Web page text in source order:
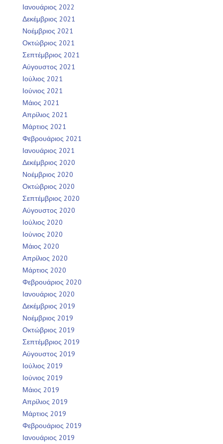
Ιανουάριος 2022
Δεκέμβριος 2021
Νοέμβριος 2021
Οκτώβριος 2021
Σεπτέμβριος 2021
Αύγουστος 2021
Ιούλιος 2021
Ιούνιος 2021
Μάιος 2021
Απρίλιος 2021
Μάρτιος 2021
Φεβρουάριος 2021
Ιανουάριος 2021
Δεκέμβριος 2020
Νοέμβριος 2020
Οκτώβριος 2020
Σεπτέμβριος 2020
Αύγουστος 2020
Ιούλιος 2020
Ιούνιος 2020
Μάιος 2020
Απρίλιος 2020
Μάρτιος 2020
Φεβρουάριος 2020
Ιανουάριος 2020
Δεκέμβριος 2019
Νοέμβριος 2019
Οκτώβριος 2019
Σεπτέμβριος 2019
Αύγουστος 2019
Ιούλιος 2019
Ιούνιος 2019
Μάιος 2019
Απρίλιος 2019
Μάρτιος 2019
Φεβρουάριος 2019
Ιανουάριος 2019